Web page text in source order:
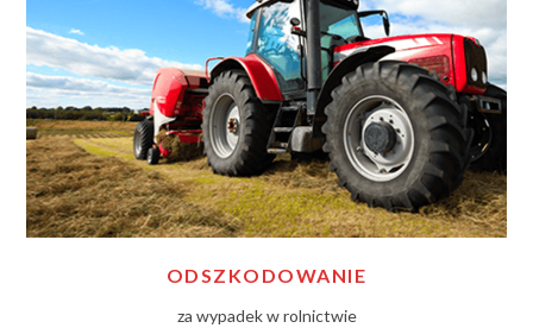
ODSZKODOWANIE
za wypadek w rolnictwie